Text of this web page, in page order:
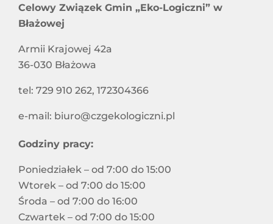
Celowy Związek Gmin „Eko-Logiczni” w
Błażowej
Armii Krajowej 42a
36-030 Błażowa
tel: 729 910 262, 172304366
e-mail: biuro@czgekologiczni.pl
Godziny pracy:
Poniedziałek – od 7:00 do 15:00
Wtorek – od 7:00 do 15:00
Środa – od 7:00 do 16:00
Czwartek – od 7:00 do 15:00